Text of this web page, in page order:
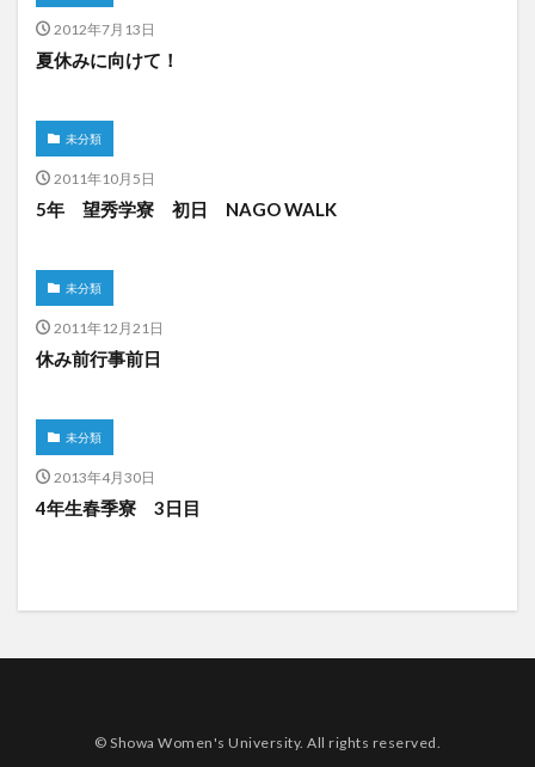
2012年7月13日
夏休みに向けて！
未分類
2011年10月5日
5年 望秀学寮 初日 NAGO WALK
未分類
2011年12月21日
休み前行事前日
未分類
2013年4月30日
4年生春季寮 3日目
© Showa Women's University. All rights reserved.